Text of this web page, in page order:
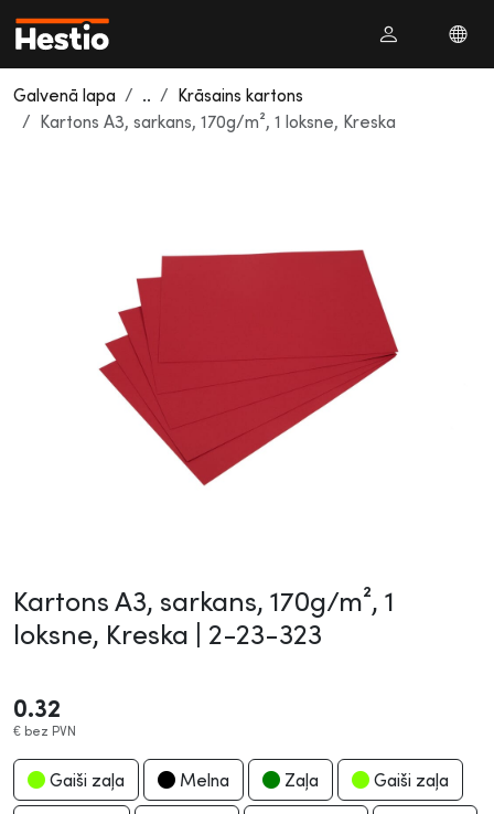
Galvenā lapa ..
Krāsains kartons
Kartons A3, sarkans, 170g/m², 1 loksne, Kreska
Kartons A3, sarkans, 170g/m², 1
loksne, Kreska | 2-23-323
0.32
€ bez PVN
Gaiši zaļa Melna Zaļa Gaiši zaļa